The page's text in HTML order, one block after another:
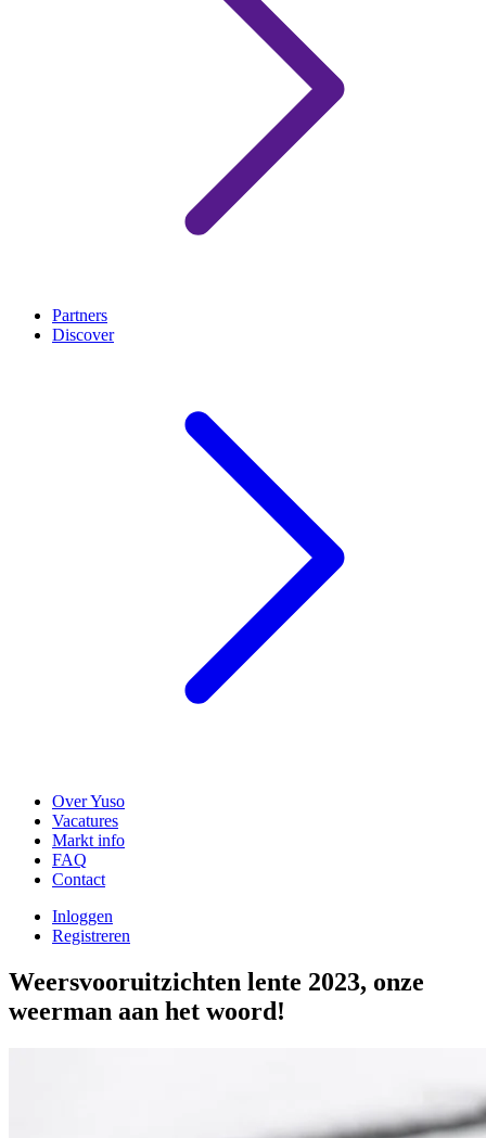
Partners
Discover
Over Yuso
Vacatures
Markt info
FAQ
Contact
Inloggen
Registreren
Weersvooruitzichten lente 2023, onze
weerman aan het woord!